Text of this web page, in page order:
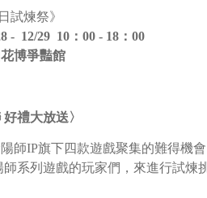
試煉祭》
- 12/29 10：00 - 18：00
博爭豔館
禮大放送〉
師IP旗下四款遊戲聚集的難得機
系列遊戲的玩家們，來進行試煉